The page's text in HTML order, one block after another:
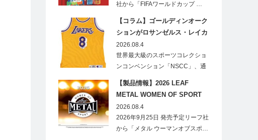
社から「FIFAワールドカップ …
【コラム】ゴールディンオーク
ションがロサンゼルス・レイカ
ーズのオフィシャルオークショ
ンスポンサーに！
2026.08.4
世界最大級のスポーツコレクショ
ンコンベンション「NSCC」、通
【製品情報】2026 LEAF
METAL WOMEN OF SPORT
HOBBY
2026.08.4
2026年9月25日 発売予定リーフ社
から「メタル ウーマンオブスポ…